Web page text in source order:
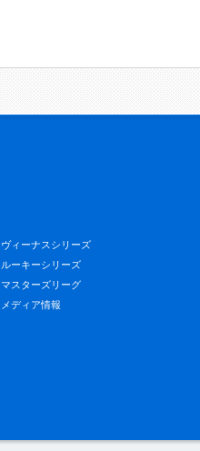
ヴィーナスシリーズ
ルーキーシリーズ
マスターズリーグ
メディア情報